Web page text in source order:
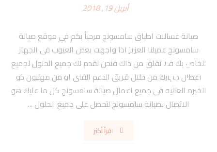
أبريل 19, 2018
صيانة غسالات اطباق سامسونج مرحبأ بكم في موقع صيانة
سامسونج عميلنا العزيز اذا واجهت بعض العيوب فى الجهاز
الخاص بك فلا تقلق من ذاك فنحن نقدم لك جميع الحلول لجميع
اعطال جهازك من خلال فريق الدعم الفنى او من مهنيون ذو
الخبره العاليه فى جميع اعمال صيانة سامسونج كل ما عليك هو
الاتصال بصيانة سامسونج لتحصل على جميع الحلول ...
اقرأ أكثر